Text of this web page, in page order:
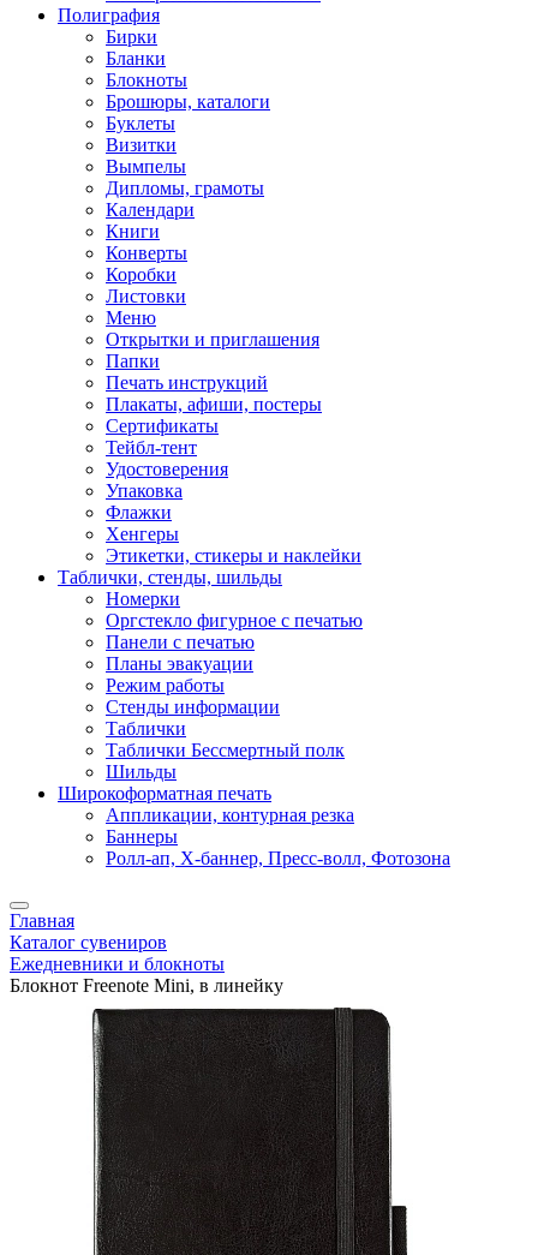
Полиграфия
Бирки
Бланки
Блокноты
Брошюры, каталоги
Буклеты
Визитки
Вымпелы
Дипломы, грамоты
Календари
Книги
Конверты
Коробки
Листовки
Меню
Открытки и приглашения
Папки
Печать инструкций
Плакаты, афиши, постеры
Сертификаты
Тейбл-тент
Удостоверения
Упаковка
Флажки
Хенгеры
Этикетки, стикеры и наклейки
Таблички, стенды, шильды
Номерки
Оргстекло фигурное с печатью
Панели с печатью
Планы эвакуации
Режим работы
Стенды информации
Таблички
Таблички Бессмертный полк
Шильды
Широкоформатная печать
Аппликации, контурная резка
Баннеры
Ролл-ап, X-баннер, Пресс-волл, Фотозона
Главная
Каталог сувениров
Ежедневники и блокноты
Блокнот Freenote Mini, в линейку